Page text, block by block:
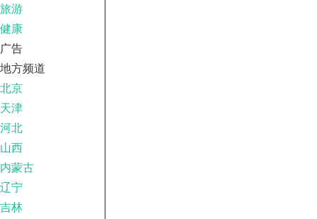
旅游
健康
广告
地方频道
北京
天津
河北
山西
内蒙古
辽宁
吉林